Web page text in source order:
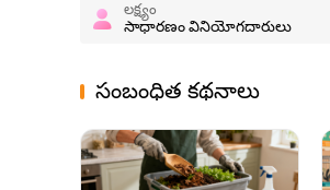
లక్ష్యం
సాధారణం వినియోగదారులు
సంబంధిత కథనాలు